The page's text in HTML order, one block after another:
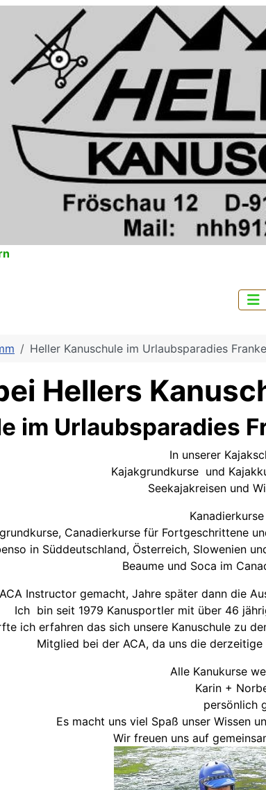
Heller Kanuschule im Urlaubsparadies
Hellers
im Urlaubsparadies
In unserer
Kajakgrundkurse und
Seekajakreisen und
Canadierkurse für Fortgeschrittene
in Süddeutschland, Österreich, Slowenien
Beaume und Soca im
Instructor gemacht, Jahre später dann die
Ich bin seit 1979 Kanusportler mit über 46
ich erfahren das sich unsere Kanuschule zu
Mitglied bei der ACA, da uns die
Alle Kanukurse
Karin +
persönlich
Es macht uns viel Spaß unser Wissen
Wir freuen uns auf